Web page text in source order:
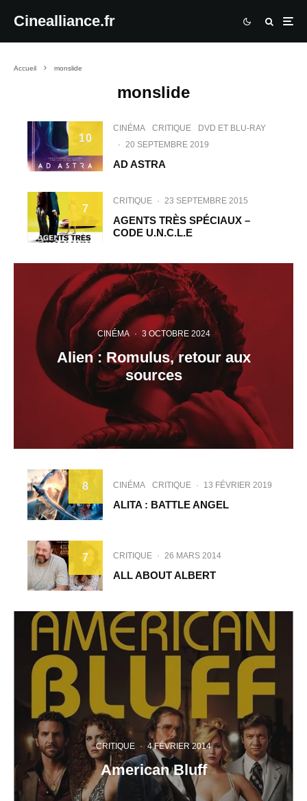
Cinealliance.fr
Accueil monslide
monslide
10
CINÉMA CRITIQUE
DVD ET BLU-RAY
· 20 SEPTEMBRE 2019
AD ASTRA
7
CRITIQUE · 23 SEPTEMBRE 2015
AGENTS TRÈS SPÉCIAUX –
CODE U.N.C.L.E
CINÉMA · 3 OCTOBRE 2024
Alien : Romulus, retour aux
sources
8 CINÉMA CRITIQUE · 13 FÉVRIER 2019
ALITA : BATTLE ANGEL
7 CRITIQUE · 26 MARS 2014
ALL ABOUT ALBERT
CRITIQUE · 4 FÉVRIER 2014
American Bluff